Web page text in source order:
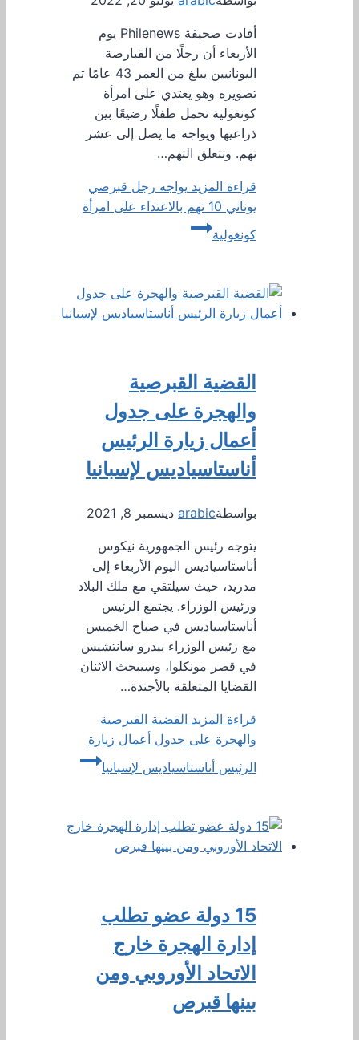
أفادت صحيفة Philenews يوم
الأربعاء أن رجلًا من القبارصة
اليونانيين يبلغ من العمر 43 عامًا تم
تصويره وهو يعتدي على امرأة
كونغولية تحمل طفلًا رضيعًا بين
ذراعيها ويواجه ما يصل إلى عشر
تهم. وتتعلق التهم…
قراءة المزيد يواجه رجل قبرصي
يوناني 10 تهم بالاعتداء على امرأة
كونغولية
القضية القبرصية
والهجرة على جدول
أعمال زيارة الرئيس
أناستاسياديس لإسبانيا
بواسطةarabic ديسمبر 8, 2021
يتوجه رئيس الجمهورية نيكوس
أناستاسياديس اليوم الأربعاء إلى
مدريد، حيث سيلتقي مع ملك البلاد
ورئيس الوزراء. يجتمع الرئيس
أناستاسياديس في صباح الخميس
مع رئيس الوزراء بيدرو سانتشيس
في قصر مونكلوا، وسيبحث الاثنان
القضايا المتعلقة بالأجندة…
قراءة المزيد القضية القبرصية
والهجرة على جدول أعمال زيارة
الرئيس أناستاسياديس لإسبانيا
15 دولة عضو تطلب
إدارة الهجرة خارج
الاتحاد الأوروبي ومن
بينها قبرص